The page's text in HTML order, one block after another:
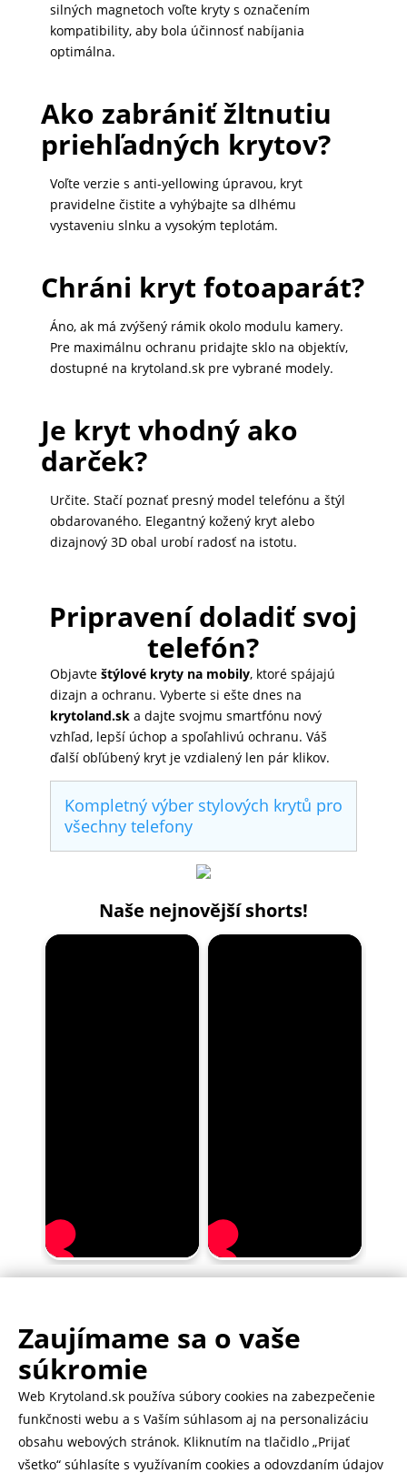
silných magnetoch voľte kryty s označením
kompatibility, aby bola účinnosť nabíjania
optimálna.
Ako zabrániť žltnutiu
priehľadných krytov?
Voľte verzie s anti-yellowing úpravou, kryt
pravidelne čistite a vyhýbajte sa dlhému
vystaveniu slnku a vysokým teplotám.
Chráni kryt fotoaparát?
Áno, ak má zvýšený rámik okolo modulu kamery.
Pre maximálnu ochranu pridajte sklo na objektív,
dostupné na krytoland.sk pre vybrané modely.
Je kryt vhodný ako
darček?
Určite. Stačí poznať presný model telefónu a štýl
obdarovaného. Elegantný kožený kryt alebo
dizajnový 3D obal urobí radosť na istotu.
Pripravení doladiť svoj
telefón?
Objavte štýlové kryty na mobily, ktoré spájajú
dizajn a ochranu. Vyberte si ešte dnes na
krytoland.ska dajte svojmu smartfónu nový
vzhľad, lepší úchop a spoľahlivú ochranu. Váš
ďalší obľúbený kryt je vzdialený len pár klikov.
Kompletný výber stylových krytů pro
všechny telefony
Naše nejnovější shorts!
.
Rychlé doručenie 1-2 dní
Zaujímame sa o vaše
súkromie
Web Krytoland.sk používa súbory cookies na zabezpečenie
funkčnosti webu a s Vaším súhlasom aj na personalizáciu
obsahu webových stránok. Kliknutím na tlačidlo „Prijať
všetko“ súhlasíte s využívaním cookies a odovzdaním údajov